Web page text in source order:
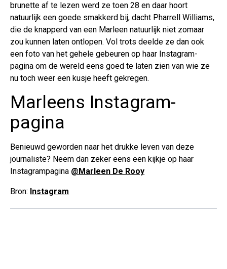
brunette af te lezen werd ze toen 28 en daar hoort
natuurlijk een goede smakkerd bij, dacht Pharrell Williams,
die de knapperd van een Marleen natuurlijk niet zomaar
zou kunnen laten ontlopen. Vol trots deelde ze dan ook
een foto van het gehele gebeuren op haar Instagram-
pagina om de wereld eens goed te laten zien van wie ze
nu toch weer een kusje heeft gekregen.
Marleens Instagram-
pagina
Benieuwd geworden naar het drukke leven van deze
journaliste? Neem dan zeker eens een kijkje op haar
Instagrampagina @Marleen De Rooy
Bron: Instagram